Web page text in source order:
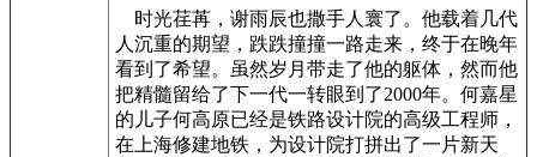
时光荏苒，谢雨辰也撒手人寰了。他载着几代
人沉重的期望，跌跌撞撞一路走来，终于在晚年
看到了希望。虽然岁月带走了他的躯体，然而他
把精髓留给了下一代一转眼到了2000年。何嘉星
的儿子何高原已经是铁路设计院的高级工程师，
在上海修建地铁，为设计院打拼出了一片新天